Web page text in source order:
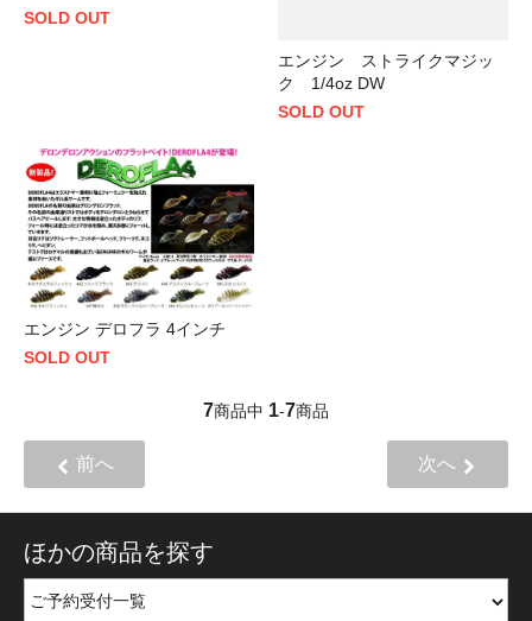
SOLD OUT
エンジン ストライクマジッ
ク 1/4oz DW
SOLD OUT
エンジン デロフラ 4インチ
SOLD OUT
7商品中 1-7商品
前へ 次へ
ほかの商品を探す